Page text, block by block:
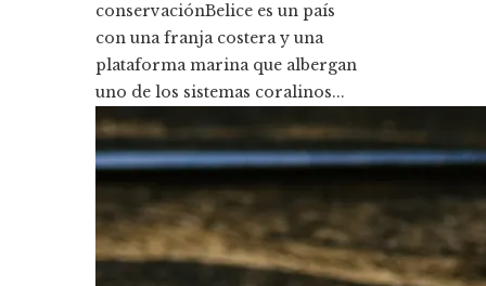
conservaciónBelice es un país
con una franja costera y una
plataforma marina que albergan
uno de los sistemas coralinos...